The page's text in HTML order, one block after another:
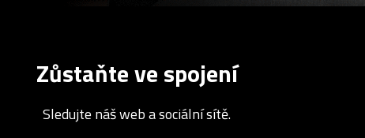
Zůstaňte ve spojení
Sledujte náš web a sociální sítě.